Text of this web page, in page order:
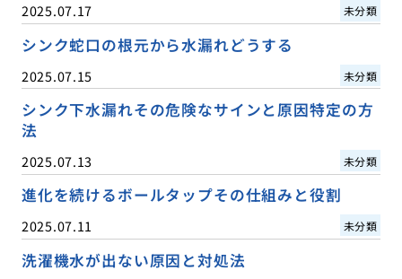
2025.07.17 未分類
シンク蛇口の根元から水漏れどうする
2025.07.15 未分類
シンク下水漏れその危険なサインと原因特定の方
法
2025.07.13 未分類
進化を続けるボールタップその仕組みと役割
2025.07.11 未分類
洗濯機水が出ない原因と対処法